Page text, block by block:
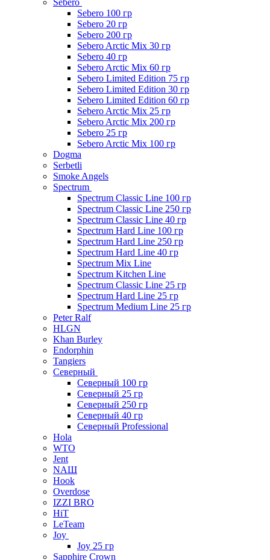
Sebero 100 гр
Sebero 20 гр
Sebero 200 гр
Sebero Arctic Mix 30 гр
Sebero 40 гр
Sebero Arctic Mix 60 гр
Sebero Limited Edition 75 гр
Sebero Limited Edition 30 гр
Sebero Limited Edition 60 гр
Sebero Arctic Mix 25 гр
Sebero Arctic Mix 200 гр
Sebero 25 гр
Sebero Arctic Mix 100 гр
Dogma
Serbetli
Smoke Angels
Spectrum
Spectrum Classic Line 100 гр
Spectrum Classic Line 250 гр
Spectrum Classic Line 40 гр
Spectrum Hard Line 100 гр
Spectrum Hard Line 250 гр
Spectrum Hard Line 40 гр
Spectrum Mix Line
Spectrum Kitchen Line
Spectrum Classic Line 25 гр
Spectrum Hard Line 25 гр
Spectrum Medium Line 25 гр
Peter Ralf
HLGN
Khan Burley
Endorphin
Tangiers
Северный
Северный 100 гр
Северный 25 гр
Северный 250 гр
Северный 40 гр
Северный Professional
Hola
WTO
Jent
NAШ
Hook
Overdose
IZZI BRO
HiT
LeTeam
Joy
Joy 25 гр
Sapphire Crown